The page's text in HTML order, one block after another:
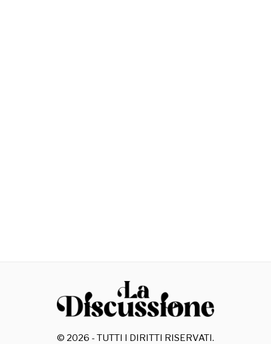
© 2026 - TUTTI I DIRITTI RISERVATI.